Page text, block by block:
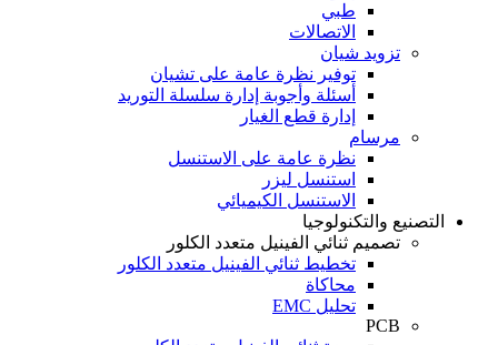
طبي
الاتصالات
تزويد شيان
توفير نظرة عامة على تشيان
أسئلة وأجوبة إدارة سلسلة التوريد
إدارة قطع الغيار
مرسام
نظرة عامة على الاستنسل
استنسل ليزر
الاستنسل الكيميائي
التصنيع والتكنولوجيا
تصميم ثنائي الفينيل متعدد الكلور
تخطيط ثنائي الفينيل متعدد الكلور
محاكاة
تحليل EMC
PCB